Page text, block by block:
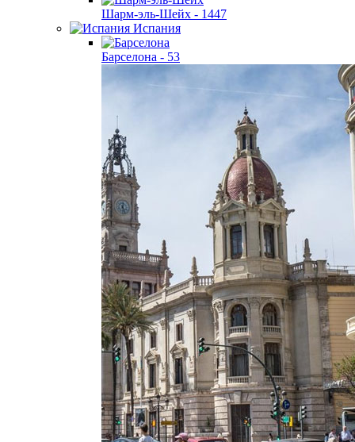
Шарм-эль-Шейх - 1447
Испания
Барселона - 53